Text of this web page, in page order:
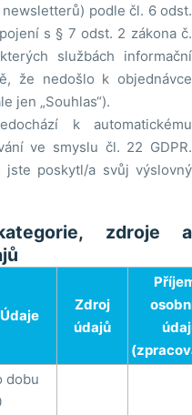
podle čl. 6 odst.
s § 7 odst. 2 zákona č.
službách informační
že nedošlo k objednávce
jen „Souhlas“).
k automatickému
ve smyslu čl. 22 GDPR.
jste poskytl/a svůj výslovný
zdroje a
Údaje
Zdroj
údajů
dobu